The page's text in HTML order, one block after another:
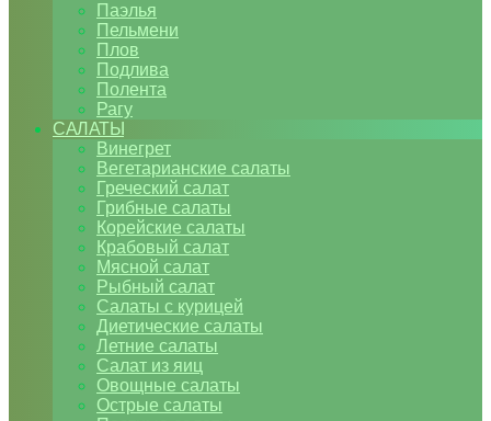
Паэлья
Пельмени
Плов
Подлива
Полента
Рагу
САЛАТЫ
Винегрет
Вегетарианские салаты
Греческий салат
Грибные салаты
Корейские салаты
Крабовый салат
Мясной салат
Рыбный салат
Салаты с курицей
Диетические салаты
Летние салаты
Салат из яиц
Овощные салаты
Острые салаты